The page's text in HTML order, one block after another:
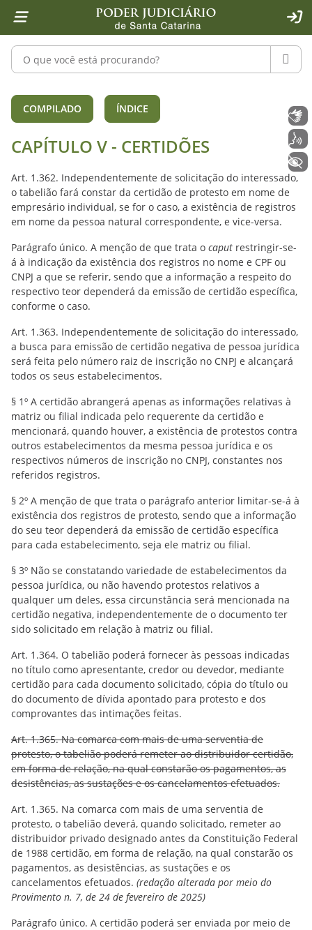
1 Ir para o conteúdo
2 Ir para a ferramenta de acessibilidade - Rybená
4 Ir para o menu principal
5 Ir para a pesquisa
6 Ir para o rodapé
7 Ir para a página inicial
Pesquisar no portal
CAPÍTULO V - CERTIDÕES (arts.
COMPILADO ÍNDICE
CAPÍTULO V - CERTIDÕES
Art. 1.362. Independentemente de solicitação do interessado,
o tabelião fará constar da certidão de protesto em nome de
empresário individual, se for o caso, a existência de registros
em nome da pessoa natural correspondente, e vice-versa.
Parágrafo único. A menção de que trata o caput restringir-se-
á à indicação da existência dos registros no nome e CPF ou
CNPJ a que se referir, sendo que a informação a respeito do
respectivo teor dependerá da emissão de certidão específica,
conforme o caso.
Art. 1.363. Independentemente de solicitação do interessado,
a busca para emissão de certidão negativa de pessoa jurídica
será feita pelo número raiz de inscrição no CNPJ e alcançará
todos os seus estabelecimentos.
§ 1º A certidão abrangerá apenas as informações relativas à
matriz ou filial indicada pelo requerente da certidão e
mencionará, quando houver, a existência de protestos contra
outros estabelecimentos da mesma pessoa jurídica e os
respectivos números de inscrição no CNPJ, constantes nos
referidos registros.
§ 2º A menção de que trata o parágrafo anterior limitar-se-á à
existência dos registros de protesto, sendo que a informação
do seu teor dependerá da emissão de certidão específica
para cada estabelecimento, seja ele matriz ou filial.
§ 3º Não se constatando variedade de estabelecimentos da
pessoa jurídica, ou não havendo protestos relativos a
qualquer um deles, essa circunstância será mencionada na
certidão negativa, independentemente de o documento ter
sido solicitado em relação à matriz ou filial.
Art. 1.364. O tabelião poderá fornecer às pessoas indicadas
no título como apresentante, credor ou devedor, mediante
certidão para cada documento solicitado, cópia do título ou
do documento de dívida apontado para protesto e dos
comprovantes das intimações feitas.
Art. 1.365. Na comarca com mais de uma serventia de
protesto, o tabelião poderá remeter ao distribuidor certidão,
em forma de relação, na qual constarão os pagamentos, as
desistências, as sustações e os cancelamentos efetuados.
Art. 1.365. Na comarca com mais de uma serventia de
protesto, o tabelião deverá, quando solicitado, remeter ao
distribuidor privado designado antes da Constituição Federal
de 1988 certidão, em forma de relação, na qual constarão os
pagamentos, as desistências, as sustações e os
cancelamentos efetuados. (redação alterada por meio do
Provimento n. 7, de 24 de fevereiro de 2025)
Parágrafo único. A certidão poderá ser enviada por meio de